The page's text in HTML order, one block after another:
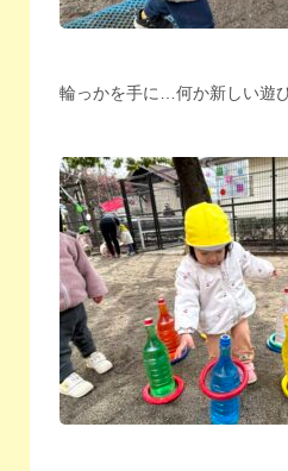
輪っかを手に…何か新しい遊